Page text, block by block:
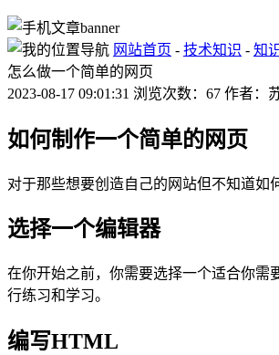
网站首页 - 技术知识 - 知
怎么做一个简单的网页
2023-08-17 09:01:31 浏览次数：67 作者：
如何制作一个简单的网页
对于那些想要创造自己的网站但不知道
选择一个编辑器
在你开始之前，你需要选择一个适合你需
行练习和学习。
编写HTML